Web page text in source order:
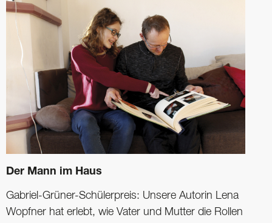
Der Mann im Haus
Gabriel-Grüner-Schülerpreis: Unsere Autorin Lena
Wopfner hat erlebt, wie Vater und Mutter die Rollen